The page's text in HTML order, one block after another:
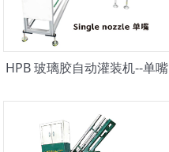
HPB 玻璃胶自动灌装机--单嘴